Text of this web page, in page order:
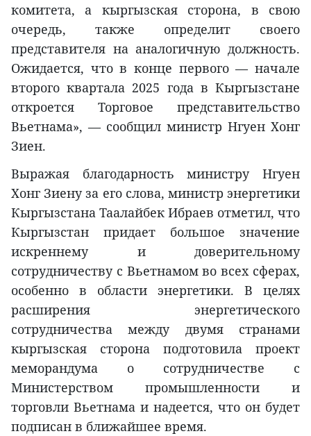
комитета, а кыргызская сторона, в свою
очередь, также определит своего
представителя на аналогичную должность.
Ожидается, что в конце первого — начале
второго квартала 2025 года в Кыргызстане
откроется Торговое представительство
Вьетнама», — сообщил министр Нгуен Хонг
Зиен.
Выражая благодарность министру Нгуен
Хонг Зиену за его слова, министр энергетики
Кыргызстана Таалайбек Ибраев отметил, что
Кыргызстан придает большое значение
искреннему и доверительному
сотрудничеству с Вьетнамом во всех сферах,
особенно в области энергетики. В целях
расширения энергетического
сотрудничества между двумя странами
кыргызская сторона подготовила проект
меморандума о сотрудничестве с
Министерством промышленности и
торговли Вьетнама и надеется, что он будет
подписан в ближайшее время.